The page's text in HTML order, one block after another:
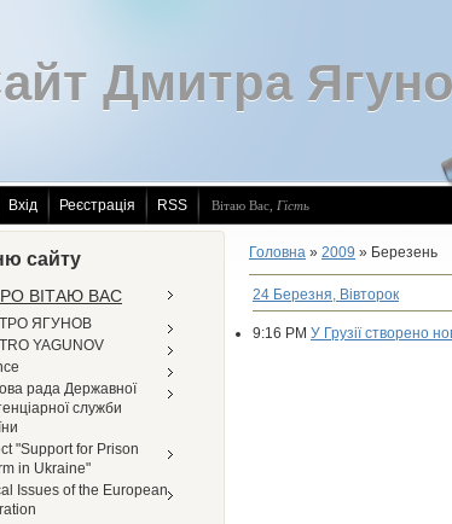
Дмитра
Вхід Реєстрація RSS Вітаю Вас Гість
сайту
ВІТАЮ ВАС
ЯГУНОВ
YAGUNOV
рада Державної
служби
"Support for Prison
in Ukraine"
Issues of the European
Головна » 2009 » Березень
24 Березня, Вівторок
9:16 PM У Грузії створено